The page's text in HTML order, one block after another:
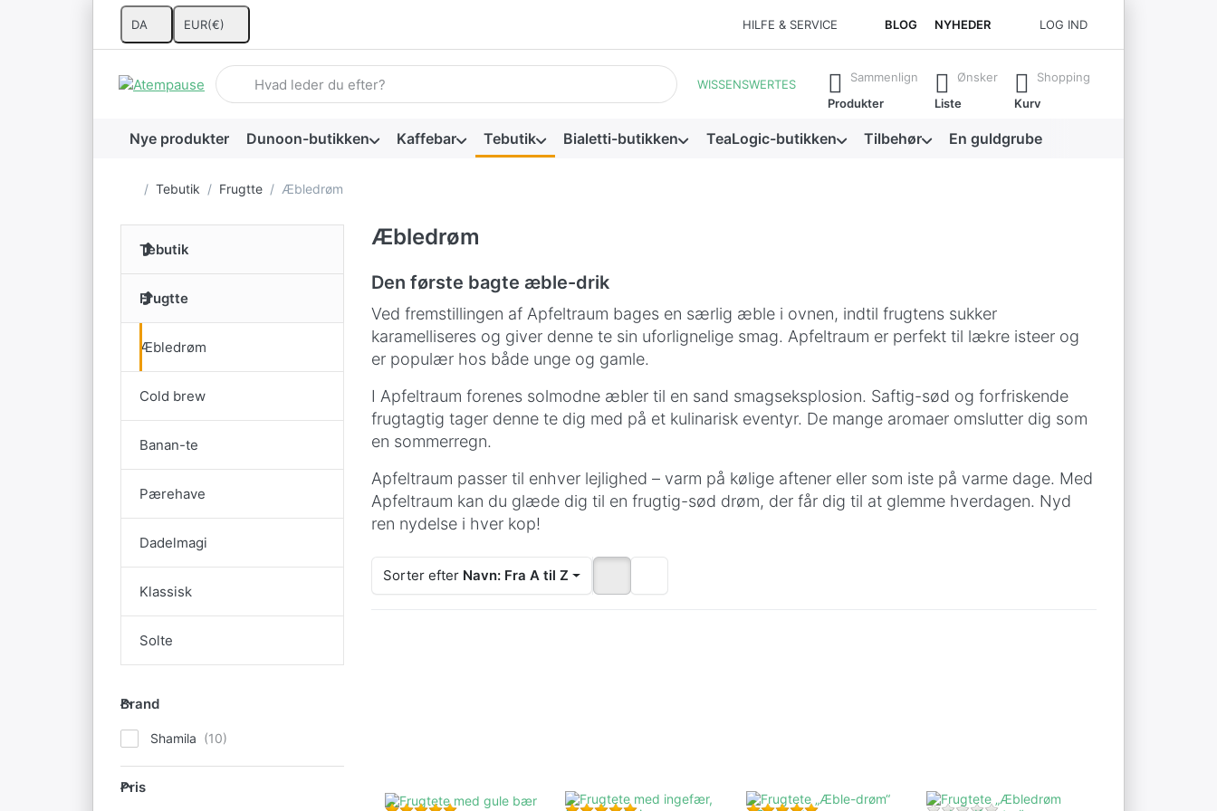
DA EUR(€) HILFE & SERVICE BLOG NYHEDER LOG IND
Indtast et søgeord. De første resultater vises automatisk, mens du skriver. Tryk på Enter-tasten for at få alle resultater frem.
WISSENSWERTES
Sammenlign
Produkter
Ønsker
Liste
Shopping
Kurv
Nye produkter Dunoon-butikken Kaffebar Tebutik Bialetti-butikken TeaLogic-butikken Tilbehør En guldgrube
Startside
Tebutik Frugtte Æbledrøm
Tebutik
Frugtte
Æbledrøm
Cold brew
Banan-te
Pærehave
Dadelmagi
Klassisk
Solte
Brand
Brand
Shamila
Pris
Pris
Æbledrøm
Den første bagte æble-drik
Ved fremstillingen af Apfeltraum bages en særlig æble i ovnen, indtil frugtens sukker
karamelliseres og giver denne te sin uforlignelige smag. Apfeltraum er perfekt til lækre isteer og
er populær hos både unge og gamle.
I Apfeltraum forenes solmodne æbler til en sand smagseksplosion. Saftig-sød og forfriskende
frugtagtig tager denne te dig med på et kulinarisk eventyr. De mange aromaer omslutter dig som
en sommerregn.
Apfeltraum passer til enhver lejlighed – varm på kølige aftener eller som iste på varme dage. Med
Apfeltraum kan du glæde dig til en frugtig-sød drøm, der får dig til at glemme hverdagen. Nyd
ren nydelse i hver kop!
Sorter efter Navn: Fra A til Z